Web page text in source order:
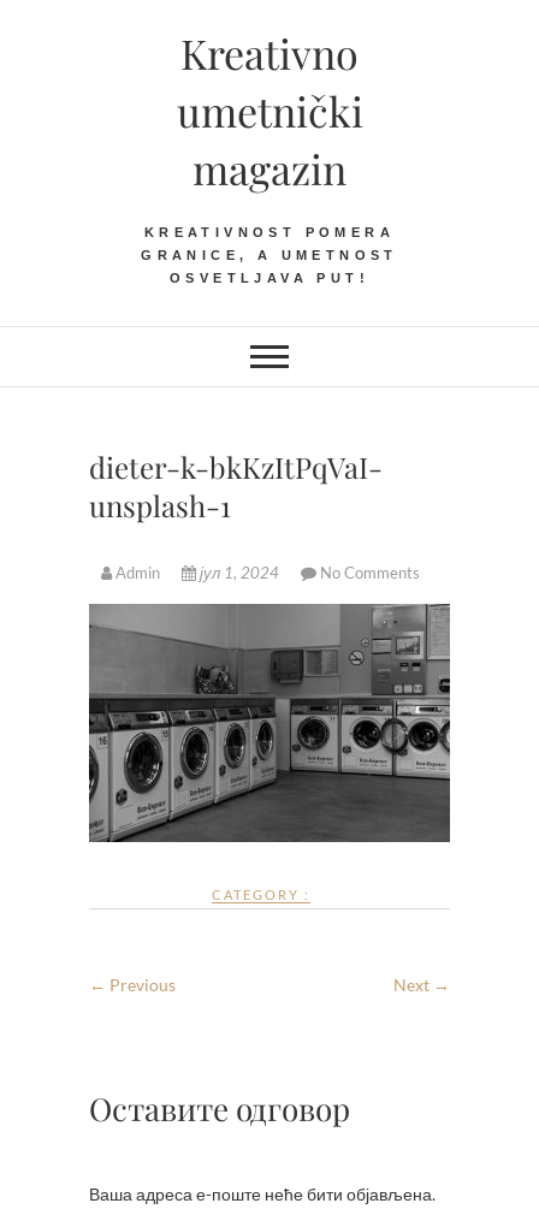
Kreativno
umetnički
magazin
KREATIVNOST POMERA
GRANICE, A UMETNOST
OSVETLJAVA PUT!
dieter-k-bkKzItPqVaI-
unsplash-1
Admin јул 1, 2024 No Comments
CATEGORY :
← Previous Next →
Оставите одговор
Ваша адреса е-поште неће бити објављена.